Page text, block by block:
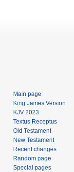
Main page
King James Version
KJV 2023
Textus Receptus
Old Testament
New Testament
Recent changes
Random page
Special pages